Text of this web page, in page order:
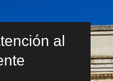
al